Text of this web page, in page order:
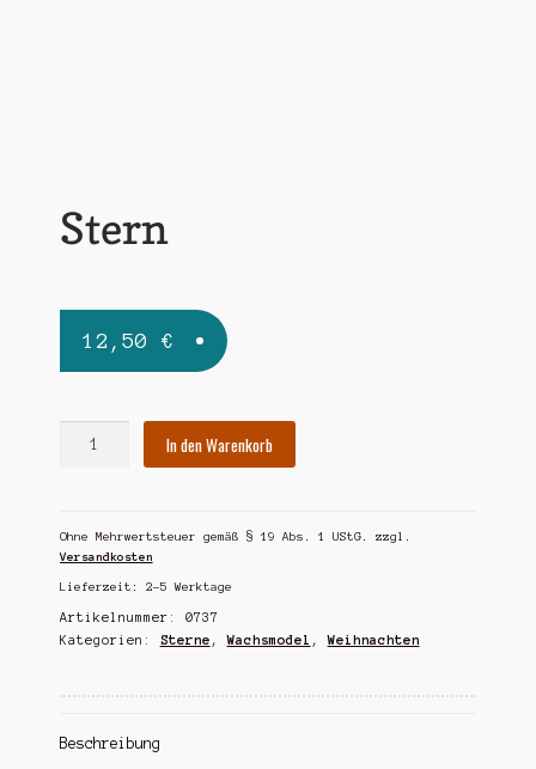
Stern
12,50 €
In den Warenkorb
Ohne Mehrwertsteuer gemäß § 19 Abs. 1 UStG.
zzgl.
Versandkosten
Lieferzeit: 2-5 Werktage
Artikelnummer: 0737
Kategorien: Sterne ,Wachsmodel ,Weihnachten
Beschreibung